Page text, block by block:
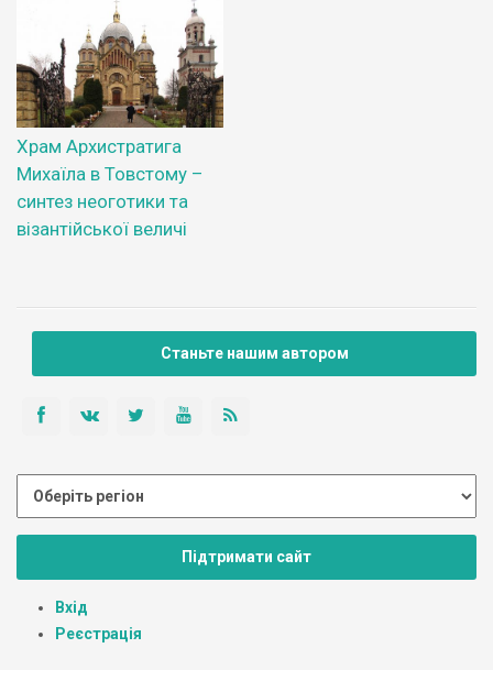
Храм Архистратига
Михаїла в Товстому –
синтез неоготики та
візантійської величі
Станьте нашим автором
Підтримати сайт
Вхід
Реєстрація